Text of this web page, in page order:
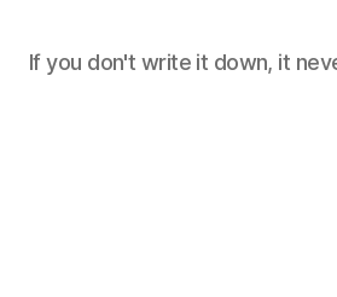
If you don't write it down, it